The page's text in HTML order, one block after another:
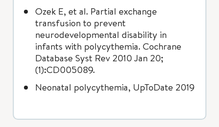
Ozek E, et al. Partial exchange
transfusion to prevent
neurodevelopmental disability in
infants with polycythemia. Cochrane
Database Syst Rev 2010 Jan 20;
(1):CD005089.
Neonatal polycythemia, UpToDate 2019